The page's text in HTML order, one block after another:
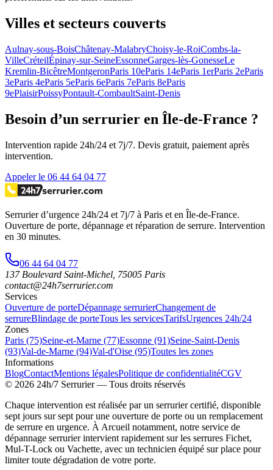
Villes et secteurs couverts
Aulnay-sous-BoisChâtenay-MalabryChoisy-le-RoiCombs-la-
VilleCréteilÉpinay-sur-SeineEssonneGarges-lès-GonesseLe
Kremlin-BicêtreMontgeronParis 10eParis 14eParis 1erParis 2eParis
3eParis 4eParis 5eParis 6eParis 7eParis 8eParis
9ePlaisirPoissyPontault-CombaultSaint-Denis
Besoin d’un serrurier en Île-de-France ?
Intervention rapide 24h/24 et 7j/7. Devis gratuit, paiement après
intervention.
Appeler le 06 44 64 04 77
Serrurier d’urgence 24h/24 et 7j/7 à Paris et en Île-de-France.
Ouverture de porte, dépannage et réparation de serrure. Intervention
en 30 minutes.
06 44 64 04 77
137 Boulevard Saint-Michel 75005 Paris
contact@24h7serrurier.com
Services
Ouverture de porteDépannage serrurierChangement de
serrureBlindage de porteTous les servicesTarifsUrgences 24h/24
Zones
Paris (75)Seine-et-Marne (77)Essonne (91)Seine-Saint-Denis
(93)Val-de-Marne (94)Val-d'Oise (95)Toutes les zones
Informations
BlogContactMentions légalesPolitique de confidentialitéCGV
© 2026 24h/7 Serrurier— Tous droits réservés
Chaque intervention est réalisée par un serrurier certifié, disponible
sept jours sur sept pour une ouverture de porte ou un remplacement
de serrure en urgence. À Arcueil notamment, notre service de
dépannage serrurier intervient rapidement sur les serrures Fichet,
Mul-T-Lock ou Vachette, avec un technicien équipé sur place pour
limiter toute dégradation de votre porte.